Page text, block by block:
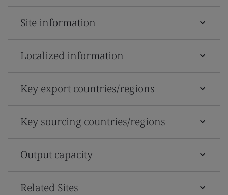
Site information
Localized information
Key export countries/regions
Key sourcing countries/regions
Output capacity
Related Sites